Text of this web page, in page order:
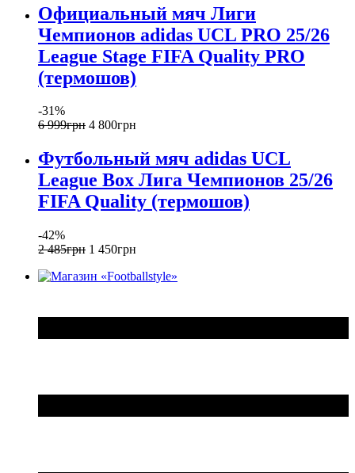
Официальный мяч Лиги
Чемпионов adidas UCL PRO 25/26
League Stage FIFA Quality PRO
(термошов)
-31%
6 999грн 4 800грн
Футбольный мяч adidas UCL
League Box Лига Чемпионов 25/26
FIFA Quality (термошов)
-42%
2 485грн 1 450грн